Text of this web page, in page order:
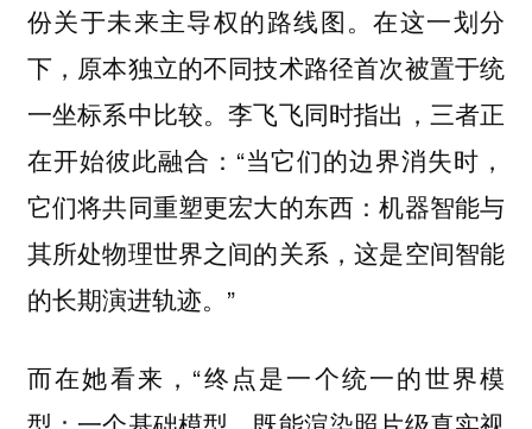
份关于未来主导权的路线图。在这一划分
下，原本独立的不同技术路径首次被置于统
一坐标系中比较。李飞飞同时指出，三者正
在开始彼此融合：“当它们的边界消失时，
它们将共同重塑更宏大的东西：机器智能与
其所处物理世界之间的关系，这是空间智能
的长期演进轨迹。”
而在她看来，“终点是一个统一的世界模